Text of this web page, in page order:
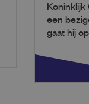
een
gaat hij op